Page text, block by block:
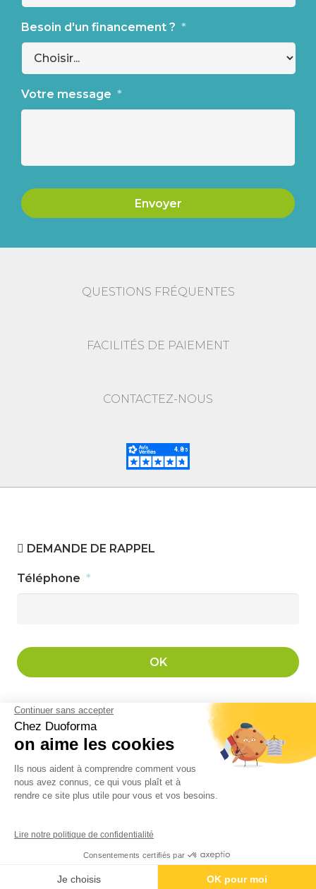
Besoin d'un financement ? *
Votre message *
QUESTIONS FRÉQUENTES
FACILITÉS DE PAIEMENT
CONTACTEZ-NOUS
DEMANDE DE RAPPEL
Téléphone *
ORICA
03 62 26 36 50
© ORICA – Tous droits réservés –Politique de confidentialité
CGV–Accès handicap–Statistiques Orica– Conception :